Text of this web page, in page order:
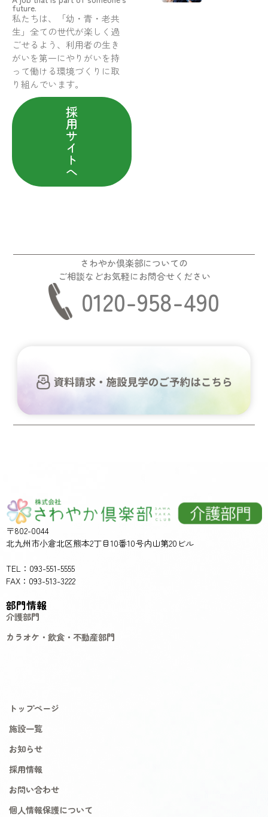
future.
私たちは、「幼・青・老共
生」全ての世代が楽しく過
ごせるよう、利用者の生き
がいを第一にやりがいを持
って働ける環境づくりに取
り組んでいます。
採
用
サ
イ
ト
へ
さわやか倶楽部についての
ご相談などお気軽にお問合せください
0120-958-490
〒802-0044
北九州市小倉北区熊本2丁目10番10号内山第20ビル
TEL：093-551-5555
FAX：093-513-3222
部門情報
介護部門
カラオケ・飲食・不動産部門
トップページ
施設一覧
お知らせ
採用情報
お問い合わせ
個人情報保護について